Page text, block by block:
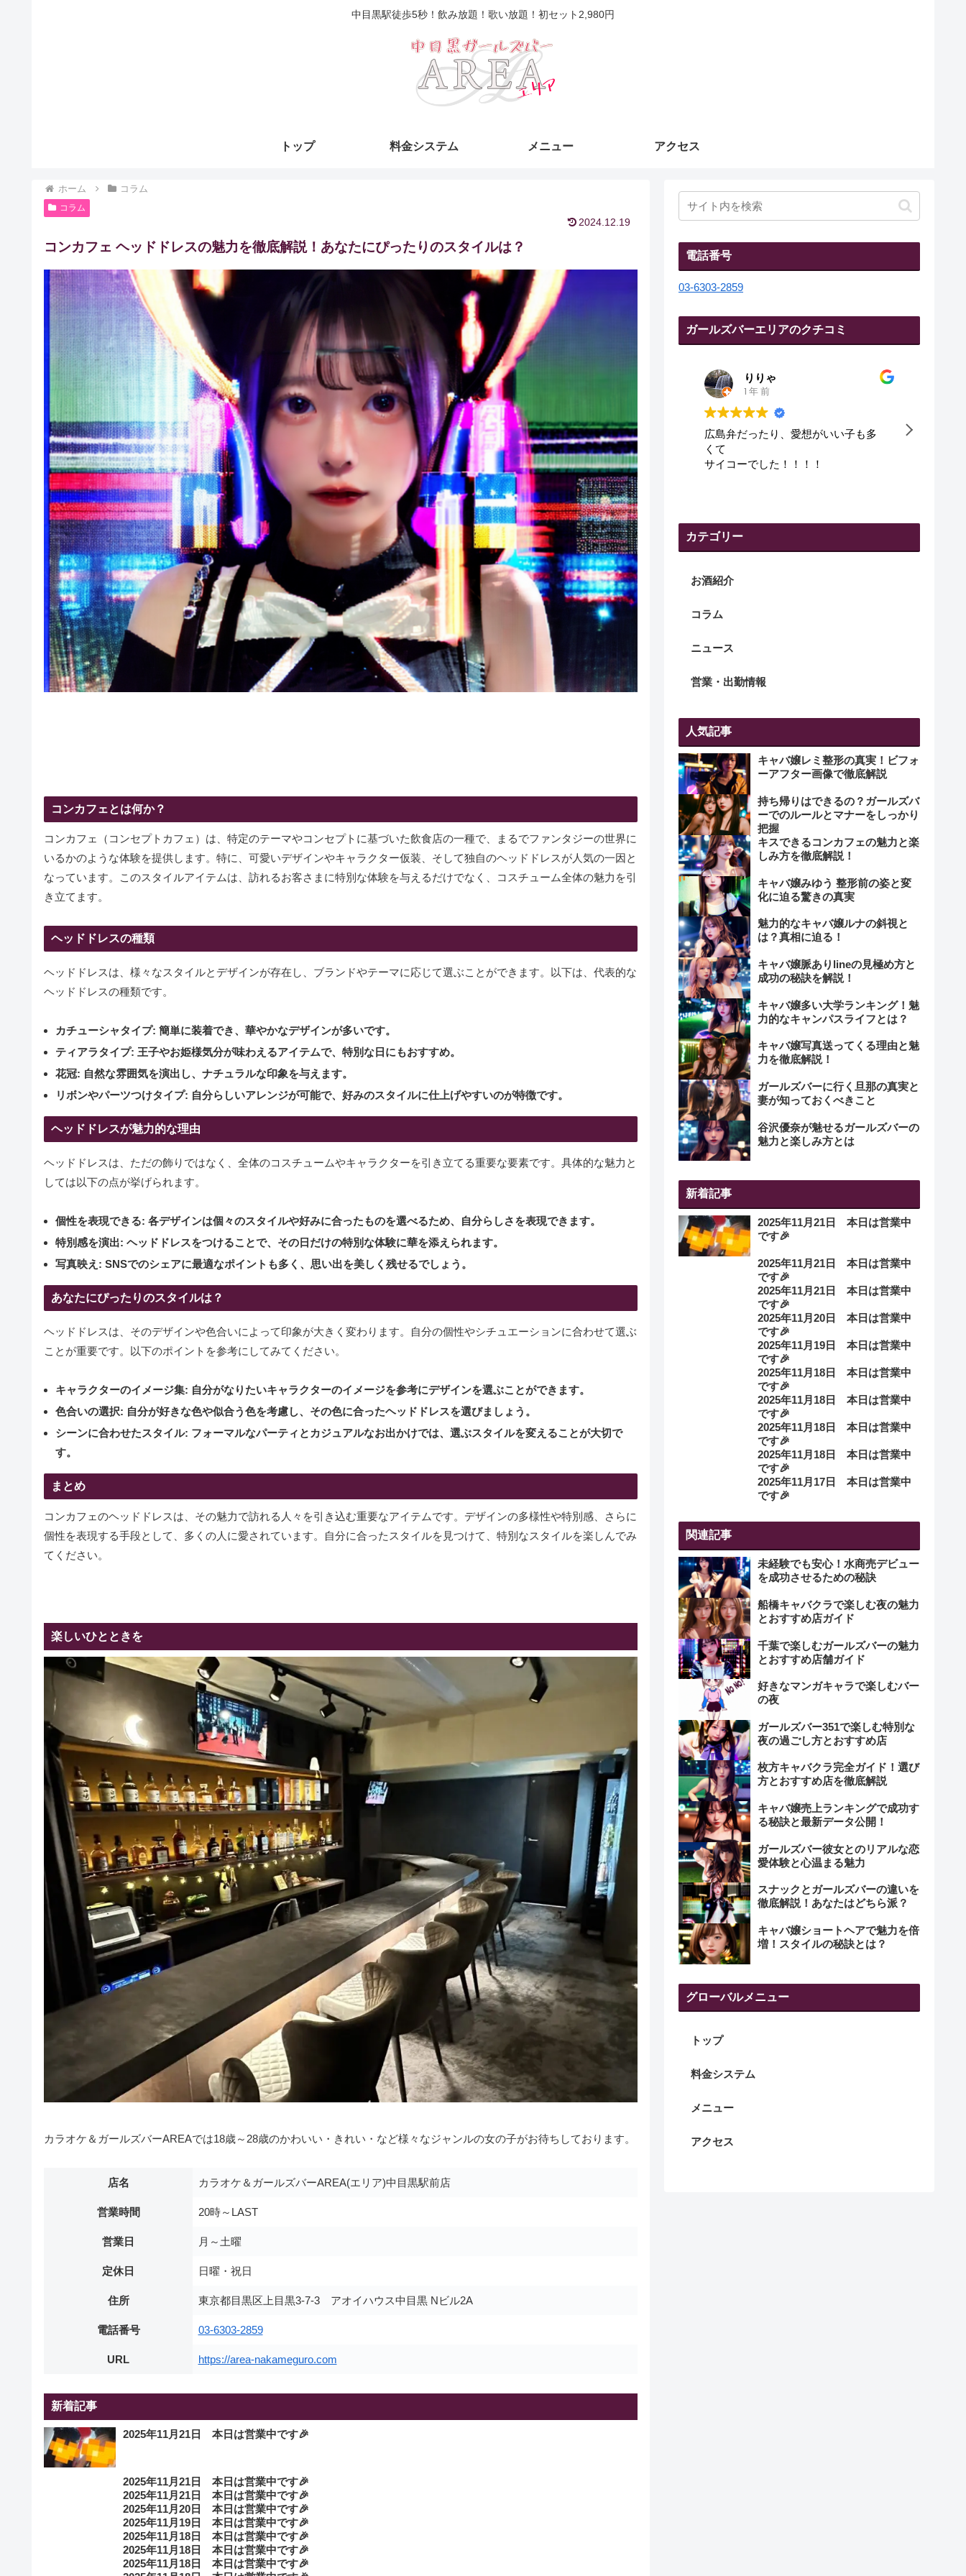
中目黒駅徒歩5秒！飲み放題！歌い放題！初セット2,980円
トップ 料金システム メニュー アクセス
ホーム コラム
コラム
2024.12.19
コンカフェ ヘッドドレスの魅力を徹底解説！あなたにぴったりのスタイルは？
コンカフェとは何か？
コンカフェ（コンセプトカフェ）は、特定のテーマやコンセプトに基づいた飲食店の一種で、まるでファンタジーの世界に
いるかのような体験を提供します。特に、可愛いデザインやキャラクター仮装、そして独自のヘッドドレスが人気の一因と
なっています。このスタイルアイテムは、訪れるお客さまに特別な体験を与えるだけでなく、コスチューム全体の魅力を引
き立てます。
ヘッドドレスの種類
ヘッドドレスは、様々なスタイルとデザインが存在し、ブランドやテーマに応じて選ぶことができます。以下は、代表的な
ヘッドドレスの種類です。
カチューシャタイプ: 簡単に装着でき、華やかなデザインが多いです。
ティアラタイプ: 王子やお姫様気分が味わえるアイテムで、特別な日にもおすすめ。
花冠: 自然な雰囲気を演出し、ナチュラルな印象を与えます。
リボンやパーツつけタイプ: 自分らしいアレンジが可能で、好みのスタイルに仕上げやすいのが特徴です。
ヘッドドレスが魅力的な理由
ヘッドドレスは、ただの飾りではなく、全体のコスチュームやキャラクターを引き立てる重要な要素です。具体的な魅力と
しては以下の点が挙げられます。
個性を表現できる: 各デザインは個々のスタイルや好みに合ったものを選べるため、自分らしさを表現できます。
特別感を演出: ヘッドドレスをつけることで、その日だけの特別な体験に華を添えられます。
写真映え : SNSでのシェアに最適なポイントも多く、思い出を美しく残せるでしょう。
あなたにぴったりのスタイルは？
ヘッドドレスは、そのデザインや色合いによって印象が大きく変わります。自分の個性やシチュエーションに合わせて選ぶ
ことが重要です。以下のポイントを参考にしてみてください。
キャラクターのイメージ集: 自分がなりたいキャラクターのイメージを参考にデザインを選ぶことができます。
色合いの選択: 自分が好きな色や似合う色を考慮し、その色に合ったヘッドドレスを選びましょう。
シーンに合わせたスタイル: フォーマルなパーティとカジュアルなお出かけでは、選ぶスタイルを変えることが大切で
す。
まとめ
コンカフェのヘッドドレスは、その魅力で訪れる人々を引き込む重要なアイテムです。デザインの多様性や特別感、さらに
個性を表現する手段として、多くの人に愛されています。自分に合ったスタイルを見つけて、特別なスタイルを楽しんでみ
てください。
楽しいひとときを
カラオケ＆ガールズバーAREAでは18歳～28歳のかわいい・きれい・など様々なジャンルの女の子がお待ちしております。
店名 カラオケ＆ガールズバーAREA(エリア)中目黒駅前店
営業時間 20時～LAST
営業日 月～土曜
定休日 日曜・祝日
住所 東京都目黒区上目黒3-7-3 アオイハウス中目黒 Nビル2A
電話番号 03-6303-2859
URL https://area-nakameguro.com
新着記事
2025年11月21日 本日は営業中です🎉
2025年11月21日 本日は営業中です🎉
2025年11月21日 本日は営業中です🎉
2025年11月20日 本日は営業中です🎉
2025年11月19日 本日は営業中です🎉
2025年11月18日 本日は営業中です🎉
2025年11月18日 本日は営業中です🎉
2025年11月18日 本日は営業中です🎉
電話番号
03-6303-2859
ガールズバーエリアのクチコミ
広島弁だったり、愛想がいい子も多
くて
サイコーでした！！！！
田代幸弘
1 年 前
皆さん、優しくて、良かった😇
カテゴリー
お酒紹介
コラム
ニュース
営業・出勤情報
人気記事
キャバ嬢レミ整形の真実！ビフォ
ーアフター画像で徹底解説
持ち帰りはできるの？ガールズバ
ーでのルールとマナーをしっかり
把握
キスできるコンカフェの魅力と楽
しみ方を徹底解説！
キャバ嬢みゆう 整形前の姿と変
化に迫る驚きの真実
魅力的なキャバ嬢ルナの斜視と
は？真相に迫る！
キャバ嬢脈ありlineの見極め方と
成功の秘訣を解説！
キャバ嬢多い大学ランキング！魅
力的なキャンパスライフとは？
キャバ嬢写真送ってくる理由と魅
力を徹底解説！
ガールズバーに行く旦那の真実と
妻が知っておくべきこと
谷沢優奈が魅せるガールズバーの
魅力と楽しみ方とは
新着記事
2025年11月21日 本日は営業中
です🎉
2025年11月21日 本日は営業中
です🎉
2025年11月21日 本日は営業中
です🎉
2025年11月20日 本日は営業中
です🎉
2025年11月19日 本日は営業中
です🎉
2025年11月18日 本日は営業中
です🎉
2025年11月18日 本日は営業中
です🎉
2025年11月18日 本日は営業中
です🎉
2025年11月18日 本日は営業中
です🎉
2025年11月17日 本日は営業中
です🎉
関連記事
未経験でも安心！水商売デビュー
を成功させるための秘訣
船橋キャバクラで楽しむ夜の魅力
とおすすめ店ガイド
千葉で楽しむガールズバーの魅力
とおすすめ店舗ガイド
好きなマンガキャラで楽しむバー
の夜
ガールズバー351で楽しむ特別な
夜の過ごし方とおすすめ店
枚方キャバクラ完全ガイド！選び
方とおすすめ店を徹底解説
キャバ嬢売上ランキングで成功す
る秘訣と最新データ公開！
ガールズバー彼女とのリアルな恋
愛体験と心温まる魅力
スナックとガールズバーの違いを
徹底解説！あなたはどちら派？
キャバ嬢ショートヘアで魅力を倍
増！スタイルの秘訣とは？
グローバルメニュー
トップ
料金システム
メニュー
アクセス